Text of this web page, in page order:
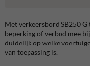
Met verkeersbord SB250
beperking of verbod mee
duidelijk op welke
van toepassing is.